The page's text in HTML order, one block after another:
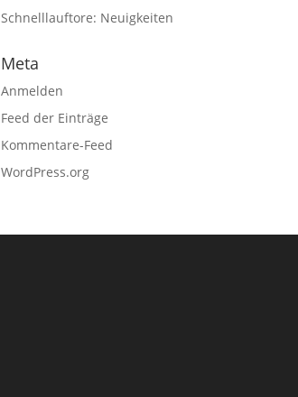
Schnelllauftore: Neuigkeiten
Meta
Anmelden
Feed der Einträge
Kommentare-Feed
WordPress.org